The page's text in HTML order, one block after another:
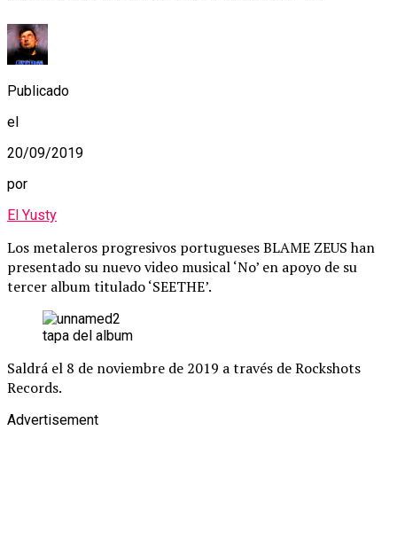
Publicado
el
20/09/2019
por
El Yusty
Los metaleros progresivos portugueses BLAME ZEUS han
presentado su nuevo video musical ‘No’ en apoyo de su
tercer album titulado ‘SEETHE’.
tapa del album
Saldrá el 8 de noviembre de 2019 a través de Rockshots
Records.
Advertisement